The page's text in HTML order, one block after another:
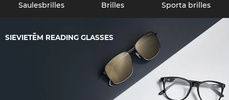
Saulesbrilles Brilles Sporta brilles
SIEVIETĒM READING GLASSES